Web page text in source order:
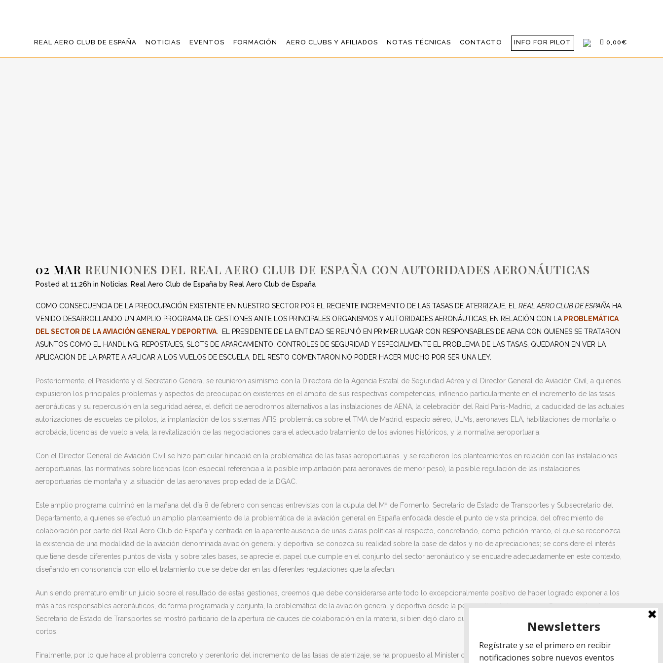
REAL AERO CLUB DE ESPAÑA NOTICIAS EVENTOS FORMACIÓN AERO CLUBS Y AFILIADOS NOTAS TÉCNICAS CONTACTO INFO FOR PILOT 0,00€
02 MAR REUNIONES DEL REAL AERO CLUB DE ESPAÑA CON AUTORIDADES AERONÁUTICAS
Posted at 11:26h in Noticias, Real Aero Club de España by Real Aero Club de España
COMO CONSECUENCIA DE LA PREOCUPACIÓN EXISTENTE EN NUESTRO SECTOR POR EL RECIENTE INCREMENTO DE LAS TASAS DE ATERRIZAJE, EL REAL AERO CLUB DE ESPAÑA HA
VENIDO DESARROLLANDO UN AMPLIO PROGRAMA DE GESTIONES ANTE LOS PRINCIPALES ORGANISMOS Y AUTORIDADES AERONÁUTICAS, EN RELACIÓN CON LA PROBLEMÁTICA
DEL SECTOR DE LA AVIACIÓN GENERAL Y DEPORTIVA . EL PRESIDENTE DE LA ENTIDAD SE REUNIÓ EN PRIMER LUGAR CON RESPONSABLES DE AENA CON QUIENES SE TRATARON
ASUNTOS COMO EL HANDLING, REPOSTAJES, SLOTS DE APARCAMIENTO, CONTROLES DE SEGURIDAD Y ESPECIALMENTE EL PROBLEMA DE LAS TASAS, QUEDARON EN VER LA
APLICACIÓN DE LA PARTE A APLICAR A LOS VUELOS DE ESCUELA, DEL RESTO COMENTARON NO PODER HACER MUCHO POR SER UNA LEY.
Posteriormente, el Presidente y el Secretario General se reunieron asimismo con la Directora de la Agencia Estatal de Seguridad Aérea y el Director General de Aviación Civil, a quienes
expusieron los principales problemas y aspectos de preocupación existentes en el ámbito de sus respectivas competencias, infiriendo particularmente en el incremento de las tasas
aeronáuticas y su repercusión en la seguridad aérea, el deficit de aerodromos alternativos a las instalaciones de AENA, la celebración del Raid Paris-Madrid, la caducidad de las actuales
autorizaciones de escuelas de pilotos, la implantación de los sistemas AFIS, problemática sobre el TMA de Madrid, espacio aéreo, ULMs, aeronaves ELA, habilitaciones de montaña o
acrobácia, licencias de vuelo a vela, la revitalización de las negociaciones para el adecuado tratamiento de los aviones históricos, y la normativa aeroportuaria.
Con el Director General de Aviación Civil se hizo particular hincapié en la problemática de las tasas aeroportuarias y se repitieron los planteamientos en relación con las instalaciones
aeroportuarias, las normativas sobre licencias (con especial referencia a la posible implantación para aeronaves de menor peso), la posible regulación de las instalaciones
aeroportuarias de montaña y la situación de las aeronaves propiedad de la DGAC.
Este amplio programa culminó en la mañana del día 8 de febrero con sendas entrevistas con la cúpula del Mº de Fomento, Secretario de Estado de Transportes y Subsecretario del
Departamento, a quienes se efectuó un amplio planteamiento de la problemática de la aviación general en España enfocada desde el punto de vista principal del ofrecimiento de
colaboración por parte del Real Aero Club de España y centrada en la aparente ausencia de unas claras políticas al respecto, concretando, como petición marco, el que se reconozca
la existencia de una modalidad de la aviación denominada aviación general y deportiva; se conozca su realidad sobre la base de datos y no de apreciaciones; se considere el interés
que tiene desde diferentes puntos de vista; y sobre tales bases, se aprecie el papel que cumple en el conjunto del sector aeronáutico y se encuadre adecuadamente en este contexto,
diseñando en consonancia con ello el tratamiento que se debe dar en las diferentes regulaciones que la afectan.
Aun siendo prematuro emitir un juicio sobre el resultado de estas gestiones, creemos que debe considerarse ante todo lo excepcionalmente positivo de haber logrado exponer a los
más altos responsables aeronáuticos, de forma programada y conjunta, la problemática de la aviación general y deportiva desde la perspectiva de los usuarios. Por otro lado, el
Secretario de Estado de Transportes se mostró partidario de la apertura de cauces de colaboración en la materia, si bien dejó claro que las cosas no se pueden solucionar en plazos
cortos.
Finalmente, por lo que hace al problema concreto y perentorio del incremento de las tasas de aterrizaje, se ha propuesto al Ministerio la posibilidad de hacer una interpretación más